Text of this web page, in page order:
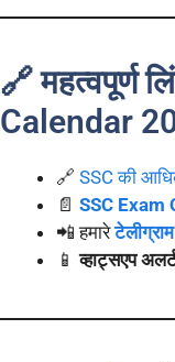
🔗 महत्वपूर्ण
Calendar
🔗 SSC की
📄 SSC Exam
📲 हमारे
📱व्हाट्सएप